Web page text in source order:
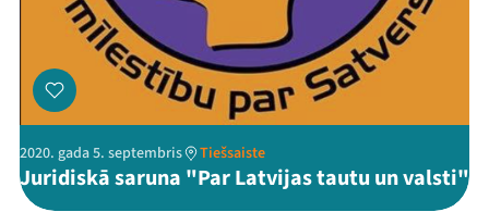
2020. gada 5. septembris Tiešsaiste
Juridiskā saruna "Par Latvijas tautu un valsti"